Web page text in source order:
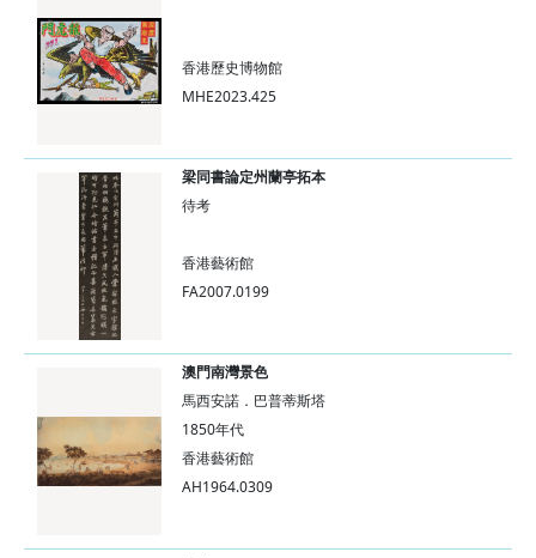
香港歷史博物館
MHE2023.425
梁同書論定州蘭亭拓本
待考
香港藝術館
FA2007.0199
澳門南灣景色
馬西安諾．巴普蒂斯塔
1850年代
香港藝術館
AH1964.0309